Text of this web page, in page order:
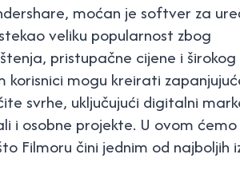
moćan je softver za
veliku popularnost zbog
pristupačne cijene i
korisnici mogu kreirati
svrhe, uključujući digitalni
i osobne projekte. U ovom
Filmoru čini jednim od najboljih